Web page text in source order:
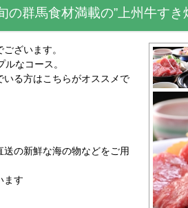
群馬食材満載の”上州牛すき
ざいます。
なコース。
る方はこちらがオススメで
の新鮮な海の物などをご用
ます